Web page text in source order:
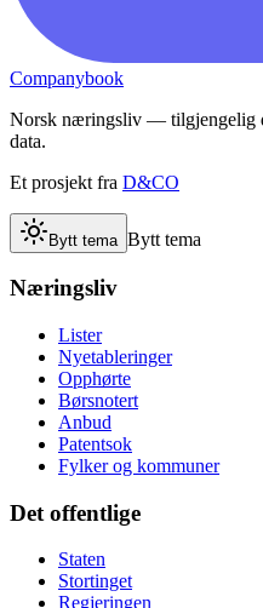
Companybook
Norsk næringsliv — tilgjengelig
data.
Et prosjekt fra D&CO
Bytt tema Bytt tema
Næringsliv
Lister
Nyetableringer
Opphørte
Børsnotert
Anbud
Patentsok
Fylker og kommuner
Det offentlige
Staten
Stortinget
Regjeringen